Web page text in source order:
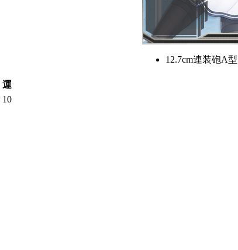
12.7cm連装砲A型
運
10